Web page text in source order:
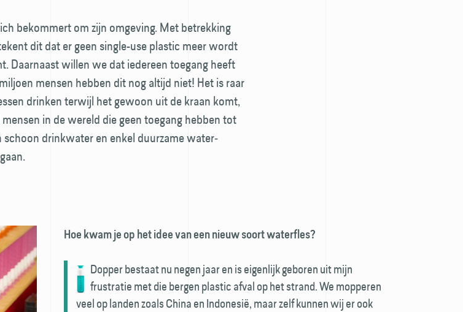
bekommert om zijn omgeving. Met betrekking
dit dat er geen single-use plastic meer wordt
Daarnaast willen we dat iedereen toegang heeft
mensen hebben dit nog altijd niet! Het is raar
drinken terwijl het gewoon uit de kraan komt,
in de wereld die geen toegang hebben tot
schoon drink­water en enkel duurzame water­
Hoe kwam je op het idee van een nieuw soort waterfles?
Dopper bestaat nu negen jaar en is eigenlijk geboren uit mijn
frustratie met die bergen plastic afval op het strand. We mopperen
veel op landen zoals China en Indonesië, maar zelf kunnen wij er ook